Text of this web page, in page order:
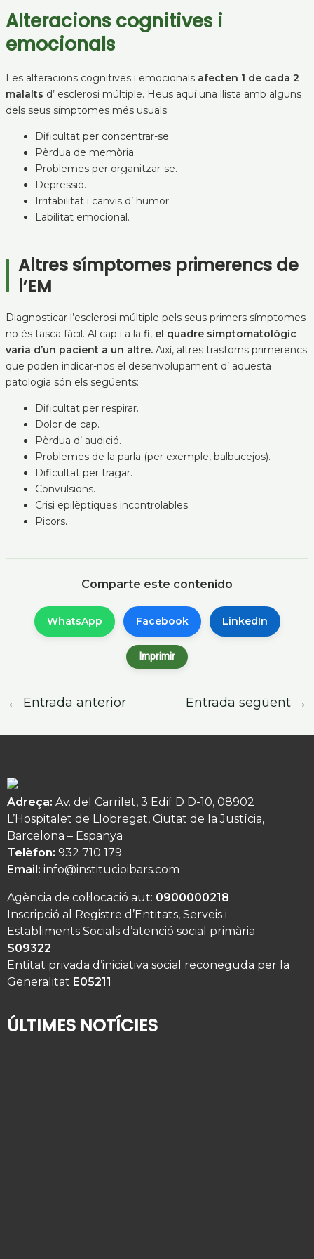
Alteracions cognitives i
emocionals
Les alteracions cognitives i emocionals afecten 1 de cada 2
malalts d’ esclerosi múltiple. Heus aquí una llista amb alguns
dels seus símptomes més usuals:
Dificultat per concentrar-se.
Pèrdua de memòria.
Problemes per organitzar-se.
Depressió.
Irritabilitat i canvis d’ humor.
Labilitat emocional.
Altres símptomes primerencs de
l’EM
Diagnosticar l’esclerosi múltiple pels seus primers símptomes
no és tasca fàcil. Al cap i a la fi, el quadre simptomatològic
varia d’un pacient a un altre. Així, altres trastorns primerencs
que poden indicar-nos el desenvolupament d’ aquesta
patologia són els següents:
Dificultat per respirar.
Dolor de cap.
Pèrdua d’ audició.
Problemes de la parla (per exemple, balbucejos).
Dificultat per tragar.
Convulsions.
Crisi epilèptiques incontrolables.
Picors.
Comparte este contenido
WhatsApp Facebook LinkedIn
Imprimir
← Entrada anterior Entrada següent →
Adreça: Av. del Carrilet, 3 Edif D D-10, 08902
L’Hospitalet de Llobregat, Ciutat de la Justícia,
Barcelona – Espanya
Telèfon: 932 710 179
Email: info@institucioibars.com
Agència de col·locació aut: 0900000218
Inscripció al Registre d’Entitats, Serveis i
Establiments Socials d’atenció social primària
S09322
Entitat privada d’iniciativa social reconeguda per la
Generalitat E05211
ÚLTIMES NOTÍCIES